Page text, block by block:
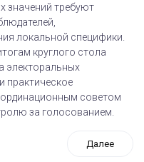
значений требуют
локальной специфики.
круглого стола
электоральных
практическое
советом
за голосованием.
Далее